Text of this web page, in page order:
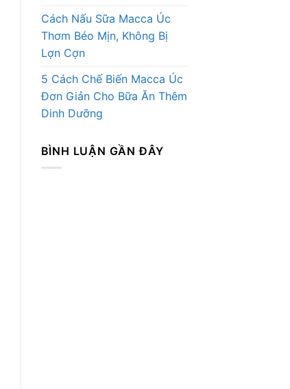
Cách Nấu Sữa Macca Úc
Thơm Béo Mịn, Không Bị
Lợn Cợn
5 Cách Chế Biến Macca Úc
Đơn Giản Cho Bữa Ăn Thêm
Dinh Dưỡng
BÌNH LUẬN GẦN ĐÂY